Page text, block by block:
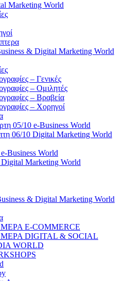
Marketing World
& Digital Marketing World
– Γενικές
– Ομιλητές
– Βραβεία
– Χορηγοί
05/10 e-Business World
06/10 Digital Marketing World
Business World
Marketing World
& Digital Marketing World
E-COMMERCE
DIGITAL & SOCIAL
WORLD